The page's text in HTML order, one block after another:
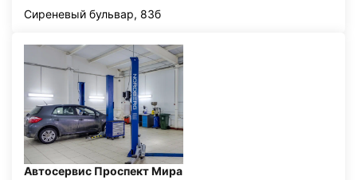
Сиреневый бульвар, 83б
Автосервис Проспект Мира